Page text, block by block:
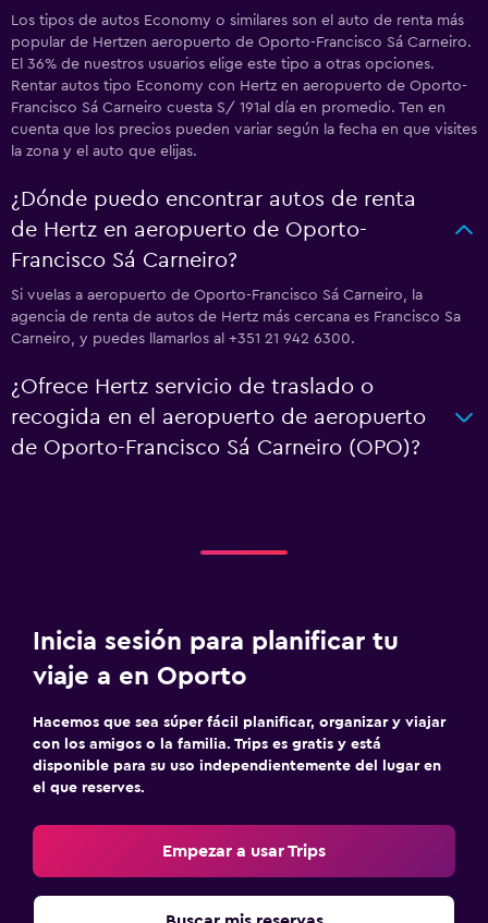
Los tipos de autos Economy o similares son el auto de renta más
popular de Hertzen aeropuerto de Oporto-Francisco Sá Carneiro.
El 36% de nuestros usuarios elige este tipo a otras opciones.
Rentar autos tipo Economy con Hertz en aeropuerto de Oporto-
Francisco Sá Carneiro cuesta S/ 191al día en promedio. Ten en
cuenta que los precios pueden variar según la fecha en que visites
la zona y el auto que elijas.
¿Dónde puedo encontrar autos de renta
de Hertz en aeropuerto de Oporto-
Francisco Sá Carneiro?
Si vuelas a aeropuerto de Oporto-Francisco Sá Carneiro, la
agencia de renta de autos de Hertz más cercana es Francisco Sa
Carneiro, y puedes llamarlos al +351 21 942 6300.
¿Ofrece Hertz servicio de traslado o
recogida en el aeropuerto de aeropuerto
de Oporto-Francisco Sá Carneiro (OPO)?
Inicia sesión para planificar tu
viaje a en Oporto
Hacemos que sea súper fácil planificar, organizar y viajar
con los amigos o la familia. Trips es gratis y está
disponible para su uso independientemente del lugar en
el que reserves.
Empezar a usar Trips